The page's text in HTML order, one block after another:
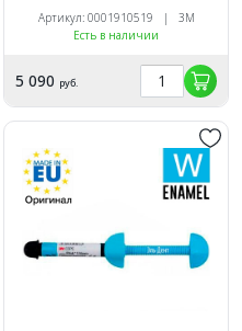
реставрационный
композит 3M
Артикул: 0001910519 | 3M
Есть в наличии
5 090 руб.